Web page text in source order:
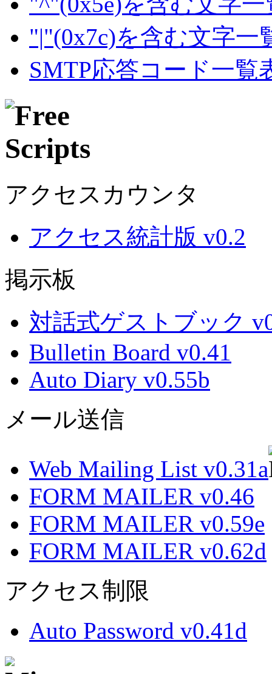
"|"(0x7c)を含む文字一
SMTP応答コード一覧
アクセスカウンタ
アクセス統計版 v0.2
掲示板
対話式ゲストブック
Bulletin Board v0.41
Auto Diary v0.55b
メール送信
Web Mailing List v0.31a
FORM MAILER v0.46
FORM MAILER v0.59e
FORM MAILER v0.62d
アクセス制限
Auto Password v0.41d